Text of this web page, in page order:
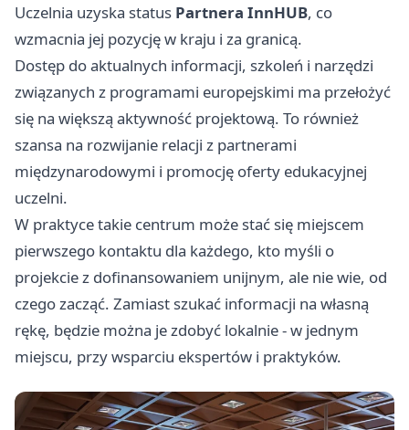
Uczelnia uzyska status Partnera InnHUB, co
wzmacnia jej pozycję w kraju i za granicą.
Dostęp do aktualnych informacji, szkoleń i narzędzi
związanych z programami europejskimi ma przełożyć
się na większą aktywność projektową. To również
szansa na rozwijanie relacji z partnerami
międzynarodowymi i promocję oferty edukacyjnej
uczelni.
W praktyce takie centrum może stać się miejscem
pierwszego kontaktu dla każdego, kto myśli o
projekcie z dofinansowaniem unijnym, ale nie wie, od
czego zacząć. Zamiast szukać informacji na własną
rękę, będzie można je zdobyć lokalnie - w jednym
miejscu, przy wsparciu ekspertów i praktyków.